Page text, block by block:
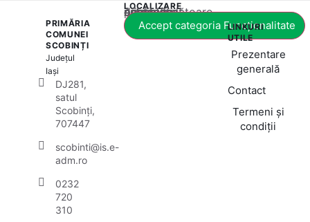
PRIMĂRIA
COMUNEI
SCOBINȚI
Județul
Iași
DJ281,
satul
Scobinți,
707447
scobinti@is.e-
adm.ro
0232
720
310
LOCALIZARE
Acest conținut este blocat până când acceptați categoria corespunzătoare de cookie-uri.
Accept categoria Funcționalitate
LINKURI
UTILE
Prezentare
generală
Contact
Termeni și
condiții